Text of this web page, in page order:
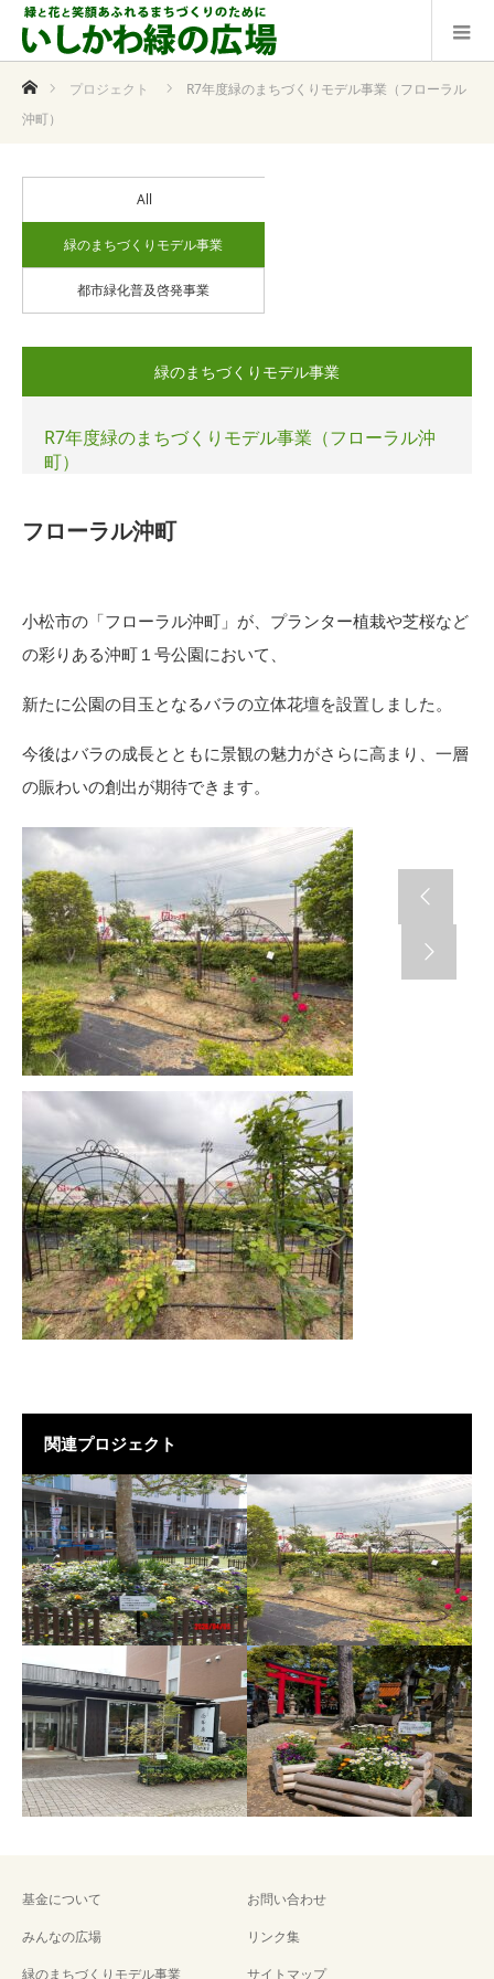
ホームプロジェクト
R7年度緑のまちづくりモデル事業（フローラル
沖町）
All
緑のまちづくりモデル事業
都市緑化普及啓発事業
緑のまちづくりモデル事業
R7年度緑のまちづくりモデル事業（フローラル沖
町）
フローラル沖町
小松市の「フローラル沖町」が、プランター植栽や芝桜など
の彩りある沖町１号公園において、
新たに公園の目玉となるバラの立体花壇を設置しました。
今後はバラの成長とともに景観の魅力がさらに高まり、一層
の賑わいの創出が期待できます。
関連プロジェクト
R7年度緑のまちづくりモ
デル事業（能登町立宇出
R7年度緑のまちづくりモ
デル事業（フローラル沖
基金について
みんなの広場
緑のまちづくりモデル事業
お問い合わせ
リンク集
サイトマップ